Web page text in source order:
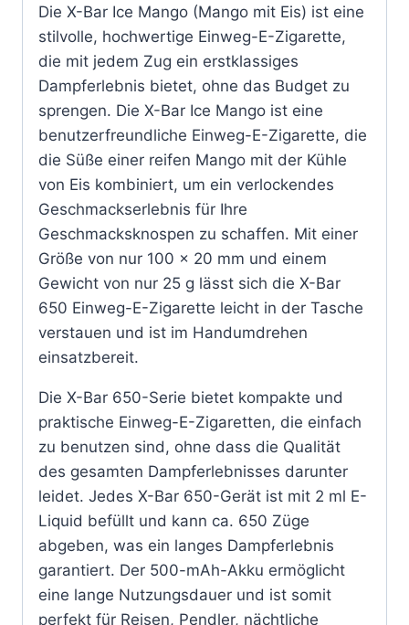
Die X-Bar Ice Mango (Mango mit Eis) ist eine
stilvolle, hochwertige Einweg-E-Zigarette,
die mit jedem Zug ein erstklassiges
Dampferlebnis bietet, ohne das Budget zu
sprengen. Die X-Bar Ice Mango ist eine
benutzerfreundliche Einweg-E-Zigarette, die
die Süße einer reifen Mango mit der Kühle
von Eis kombiniert, um ein verlockendes
Geschmackserlebnis für Ihre
Geschmacksknospen zu schaffen. Mit einer
Größe von nur 100 x 20 mm und einem
Gewicht von nur 25 g lässt sich die X-Bar
650 Einweg-E-Zigarette leicht in der Tasche
verstauen und ist im Handumdrehen
einsatzbereit.
Die X-Bar 650-Serie bietet kompakte und
praktische Einweg-E-Zigaretten, die einfach
zu benutzen sind, ohne dass die Qualität
des gesamten Dampferlebnisses darunter
leidet. Jedes X-Bar 650-Gerät ist mit 2 ml E-
Liquid befüllt und kann ca. 650 Züge
abgeben, was ein langes Dampferlebnis
garantiert. Der 500-mAh-Akku ermöglicht
eine lange Nutzungsdauer und ist somit
perfekt für Reisen, Pendler, nächtliche